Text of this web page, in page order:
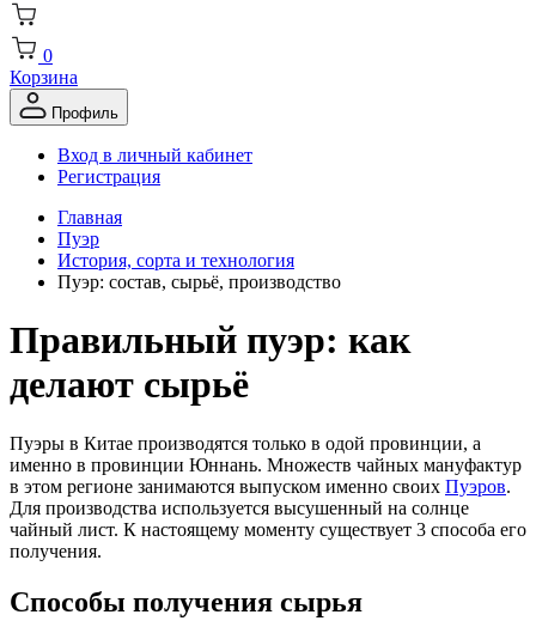
0
Корзина
Профиль
Вход в личный кабинет
Регистрация
Главная
Пуэр
История, сорта и технология
Пуэр: состав, сырьё, производство
Правильный пуэр: как
делают сырьё
Пуэры в Китае производятся только в одой провинции, а
именно в провинции Юннань. Множеств чайных мануфактур
в этом регионе занимаются выпуском именно своих Пуэров.
Для производства используется высушенный на солнце
чайный лист. К настоящему моменту существует 3 способа его
получения.
Способы получения сырья